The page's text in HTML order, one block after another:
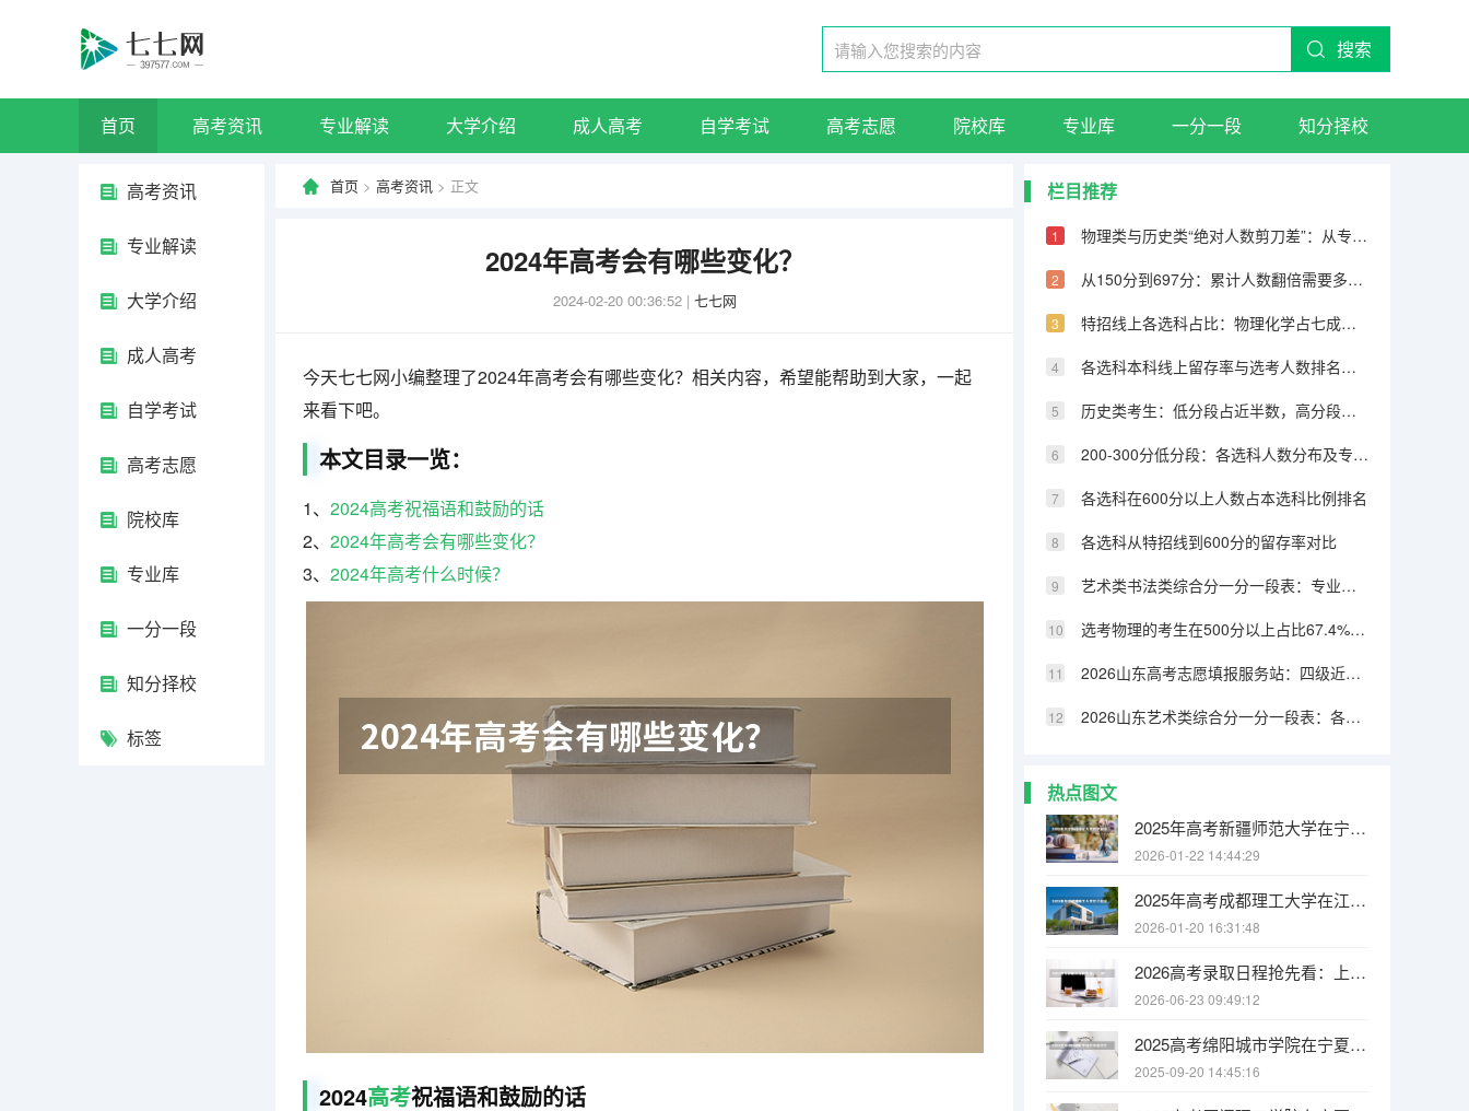
搜索
首页 高考资讯 专业解读 大学介绍 成人高考 自学考试 高考志愿 院校库 专业库 一分一段 知分择校
高考资讯
专业解读
大学介绍
成人高考
自学考试
高考志愿
院校库
专业库
一分一段
知分择校
标签
首页 > 高考资讯 > 正文
2024年高考会有哪些变化？
2024-02-20 00:36:52 | 七七网
今天七七网小编整理了2024年高考会有哪些变化？相关内容，希望能帮助到大家，一起
来看下吧。
本文目录一览：
1、 2024高考祝福语和鼓励的话
2、 2024年高考会有哪些变化？
3、 2024年高考什么时候？
2024高考祝福语和鼓励的话
栏目推荐
物理类与历史类“绝对人数剪刀差”：从专科到600分物理反超22万人
从150分到697分：累计人数翻倍需要多少分，越高分段跨越越大
特招线上各选科占比：物理化学占七成，历史仅占三成
各选科本科线上留存率与选考人数排名完全相反
历史类考生：低分段占近半数，高分段锐减
200-300分低分段：各选科人数分布及专科保底策略
各选科在600分以上人数占本选科比例排名
各选科从特招线到600分的留存率对比
艺术类书法类综合分一分一段表：专业成绩占比70%，文化331分可上本科
选考物理的考生在500分以上占比67.4%，历史类仅32.8%
2026山东高考志愿填报服务站：四级近800个免费开放
2026山东艺术类综合分一分一段表：各专业类别双达线考生文化成绩排名的作用
热点图文
2025年高考新疆师范大学在宁夏投档分数线
2026-01-22 14:44:29
2025年高考成都理工大学在江苏投档分数线
2026-01-20 16:31:48
2026高考录取日程抢先看：上海7月19日公布本科投档线，黑龙江7月21日启动本科批录取
2026-06-23 09:49:12
2025高考绵阳城市学院在宁夏招生计划介绍
2025-09-20 14:45:16